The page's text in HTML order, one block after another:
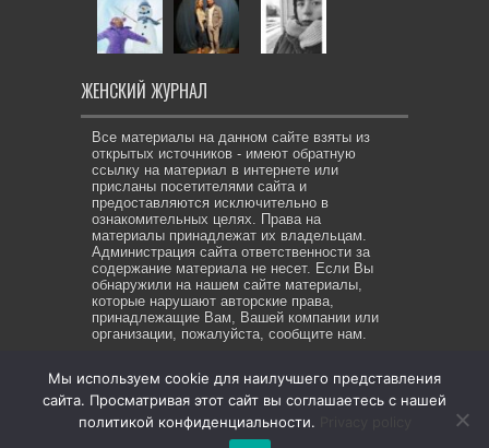
ЖЕНСКИЙ ЖУРНАЛ
Все материалы на данном сайте взяты из
открытых источников - имеют обратную
ссылку на материал в интернете или
присланы посетителями сайта и
предоставляются исключительно в
ознакомительных целях. Права на
материалы принадлежат их владельцам.
Администрация сайта ответственности за
содержание материала не несет. Если Вы
обнаружили на нашем сайте материалы,
которые нарушают авторские права,
принадлежащие Вам, Вашей компании или
организации, пожалуйста, сообщите нам.
© Copyright 2026, All Rights Reserved. Же-ЖУР все права
защищены
Мы используем cookie для наилучшего представления
сайта. Просматривая этот сайт вы соглашаетесь с нашей
политикой конфиденциальности.